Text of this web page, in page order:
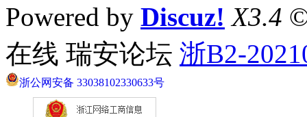
Powered by Discuz! X3.4
在线 瑞安论坛 浙B2-
浙公网安备 33038102330633号